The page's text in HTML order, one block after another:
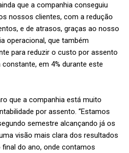
que a companhia conseguiu
nossos clientes, com a redução
e de atrasos, graças ao nosso
operacional, que também
para reduzir o custo por assento
em 4% durante este
que a companhia está muito
por assento. “Estamos
semestre alcançando já os
visão mais clara dos resultados
do ano, onde contamos